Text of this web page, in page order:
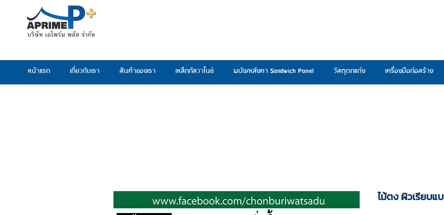
หน้าแรก เกี่ยวกับเรา สินค้าของเรา เหล็กกัลวาไนซ์ ผนัง/หลังคา Sandwich Panel วัสดุตกแต่ง เครื่องมือก่อสร้าง
ไม้ตง ผิวเรียบแ